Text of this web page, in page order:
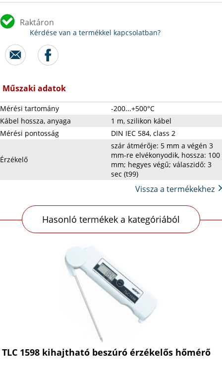
Raktáron
Kérdése van a termékkel kapcsolatban?
Műszaki adatok
Mérési tartomány
-200...+500°C
Kábel hossza, anyaga
1 m, szilikon kábel
Mérési pontosság
DIN IEC 584, class 2
Érzékelő
szár átmérője: 5 mm a végén 3
mm-re elvékonyodik, hossza: 100
mm; hegyes végű; válaszidő: 3
sec (t99)
Vissza a termékekhez
Hasonló termékek a kategóriából
TLC 1598 kihajtható beszúró érzékelős hőmérő